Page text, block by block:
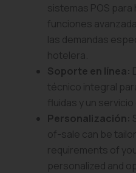
sistemas POS
funciones
las demandas
hotelera.
Soporte en línea:
técnico integral
fluidas y un
Personalización:
of-sale can be
requirements of
personalized and